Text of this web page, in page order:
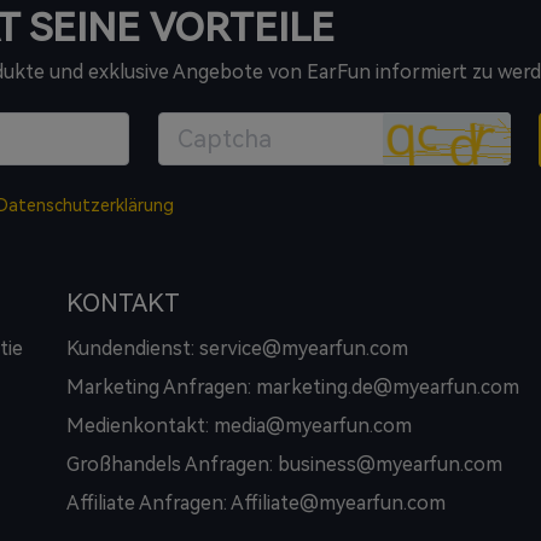
SEINE VORTEILE
und exklusive Angebote von EarFun informiert zu
KONTAKT
Kundendienst: service@myearfun.com
Marketing Anfragen: marketing.de@myearfun.com
Medienkontakt: media@myearfun.com
Großhandels Anfragen: business@myearfun.com
Affiliate Anfragen: Affiliate@myearfun.com